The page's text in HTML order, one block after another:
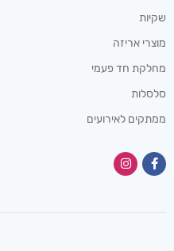
שקיות
מוצרי אריזה
מחלקת חד פעמי
סלסלות
ממתקים לאירועים